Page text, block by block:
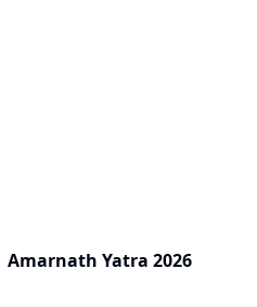
Amarnath Yatra 2026